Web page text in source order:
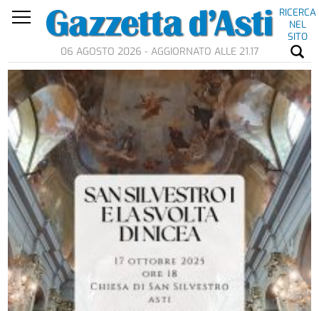
RICERCA
NEL
SITO
06 AGOSTO 2026 - AGGIORNATO ALLE 21.17